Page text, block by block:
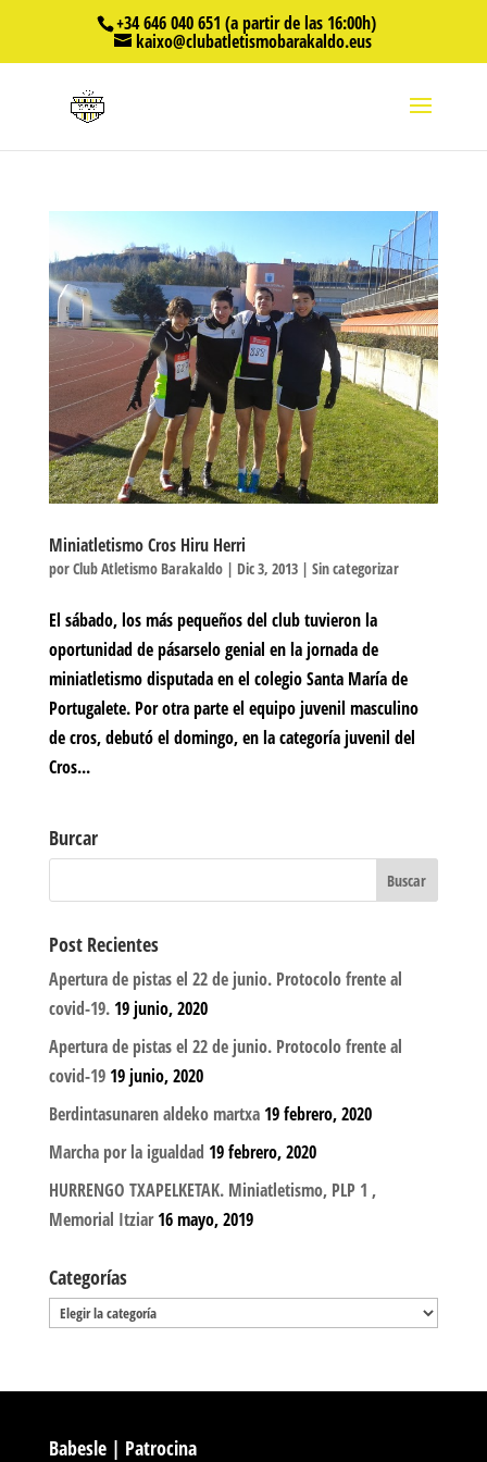
+34 646 040 651 (a partir de las 16:00h)
kaixo@clubatletismobarakaldo.eus
Miniatletismo Cros Hiru Herri
porClub Atletismo Barakaldo| Dic 3, 2013| Sin categorizar
El sábado, los más pequeños del club tuvieron la
oportunidad de pásarselo genial en la jornada de
miniatletismo disputada en el colegio Santa María de
Portugalete. Por otra parte el equipo juvenil masculino
de cros, debutó el domingo, en la categoría juvenil del
Cros...
Burcar
Post Recientes
Apertura de pistas el 22 de junio. Protocolo frente al
covid-19. 19 junio, 2020
Apertura de pistas el 22 de junio. Protocolo frente al
covid-19 19 junio, 2020
Berdintasunaren aldeko martxa 19 febrero, 2020
Marcha por la igualdad 19 febrero, 2020
HURRENGO TXAPELKETAK. Miniatletismo, PLP 1 ,
Memorial Itziar 16 mayo, 2019
Categorías
Categorías
Babesle | Patrocina